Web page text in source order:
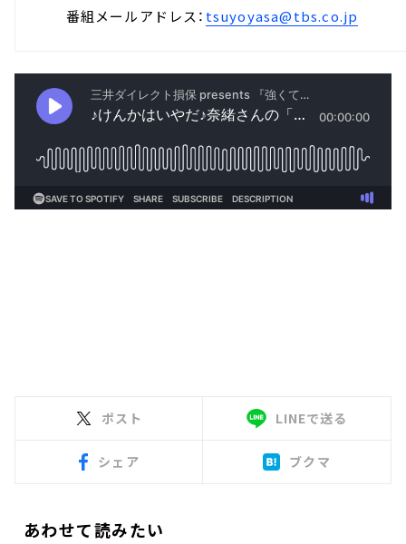
番組メールアドレス： tsuyoyasa@tbs.co.jp
ポスト LINEで送る
シェア ブクマ
あわせて読みたい